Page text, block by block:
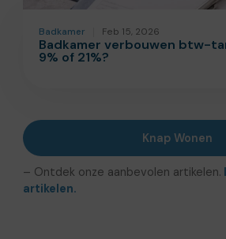
Badkamer Feb 15, 2026
Badkamer verbouwen btw-
9% of 21%?
Knap Wonen
– Ontdek onze aanbevolen artikelen.
artikelen.